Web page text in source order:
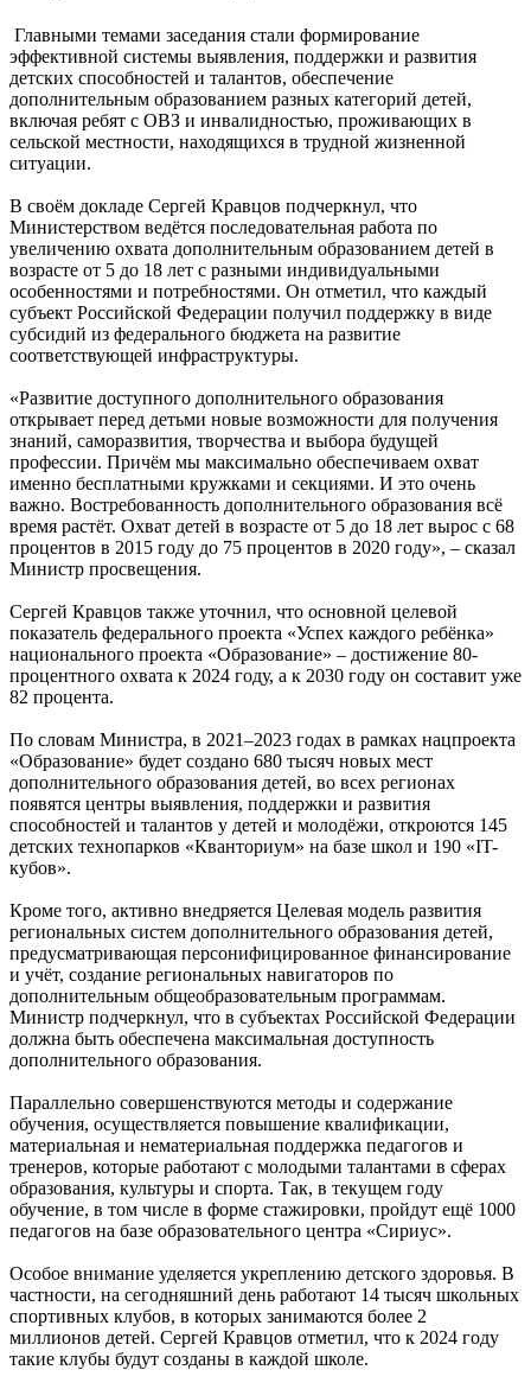
Главными темами заседания стали формирование
эффективной системы выявления, поддержки и развития
детских способностей и талантов, обеспечение
дополнительным образованием разных категорий детей,
включая ребят с ОВЗ и инвалидностью, проживающих в
сельской местности, находящихся в трудной жизненной
ситуации.
В своём докладе Сергей Кравцов подчеркнул, что
Министерством ведётся последовательная работа по
увеличению охвата дополнительным образованием детей в
возрасте от 5 до 18 лет с разными индивидуальными
особенностями и потребностями. Он отметил, что каждый
субъект Российской Федерации получил поддержку в виде
субсидий из федерального бюджета на развитие
соответствующей инфраструктуры.
«Развитие доступного дополнительного образования
открывает перед детьми новые возможности для получения
знаний, саморазвития, творчества и выбора будущей
профессии. Причём мы максимально обеспечиваем охват
именно бесплатными кружками и секциями. И это очень
важно. Востребованность дополнительного образования всё
время растёт. Охват детей в возрасте от 5 до 18 лет вырос с 68
процентов в 2015 году до 75 процентов в 2020 году», – сказал
Министр просвещения.
Сергей Кравцов также уточнил, что основной целевой
показатель федерального проекта «Успех каждого ребёнка»
национального проекта «Образование» – достижение 80-
процентного охвата к 2024 году, а к 2030 году он составит уже
82 процента.
По словам Министра, в 2021–2023 годах в рамках нацпроекта
«Образование» будет создано 680 тысяч новых мест
дополнительного образования детей, во всех регионах
появятся центры выявления, поддержки и развития
способностей и талантов у детей и молодёжи, откроются 145
детских технопарков «Кванториум» на базе школ и 190 «IT-
кубов».
Кроме того, активно внедряется Целевая модель развития
региональных систем дополнительного образования детей,
предусматривающая персонифицированное финансирование
и учёт, создание региональных навигаторов по
дополнительным общеобразовательным программам.
Министр подчеркнул, что в субъектах Российской Федерации
должна быть обеспечена максимальная доступность
дополнительного образования.
Параллельно совершенствуются методы и содержание
обучения, осуществляется повышение квалификации,
материальная и нематериальная поддержка педагогов и
тренеров, которые работают с молодыми талантами в сферах
образования, культуры и спорта. Так, в текущем году
обучение, в том числе в форме стажировки, пройдут ещё 1000
педагогов на базе образовательного центра «Сириус».
Особое внимание уделяется укреплению детского здоровья. В
частности, на сегодняшний день работают 14 тысяч школьных
спортивных клубов, в которых занимаются более 2
миллионов детей. Сергей Кравцов отметил, что к 2024 году
такие клубы будут созданы в каждой школе.